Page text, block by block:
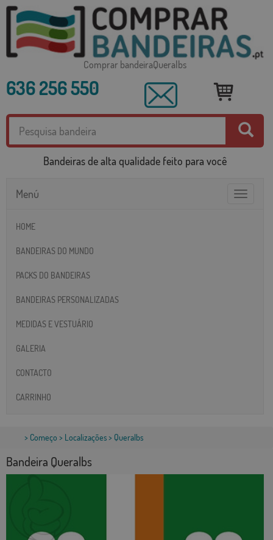
Comprar bandeiraQueralbs
636 256 550
Bandeiras de alta qualidade feito para você
Toggle
Menú
HOME
BANDEIRAS DO MUNDO
PACKS DO BANDEIRAS
BANDEIRAS PERSONALIZADAS
MEDIDAS E VESTUÁRIO
GALERIA
CONTACTO
CARRINHO
> Começo > Localizações> Queralbs
Bandeira Queralbs